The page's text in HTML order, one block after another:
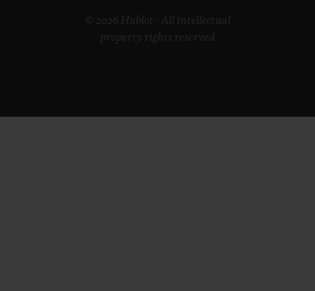
© 2026 Hublot - All intellectual
property rights reserved